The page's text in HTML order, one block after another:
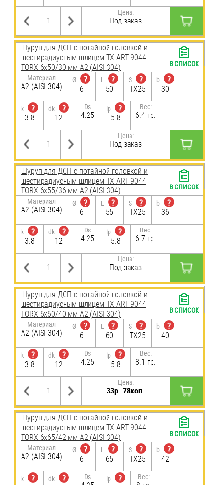
Цена:
Под заказ
Шуруп для ДСП с потайной головкой и
шестирадиусным шлицем TX ART 9044
TORX 6х50/30 мм А2 (AISI 304)
Материал
А2 (AISI 304)
Ø
?
6
L
?
50
S
?
TX25
b
?
30
k
?
3.8
dk
?
12
Ds
4.25
lp
?
5.8
Вес:
6.4 гр.
Цена:
Под заказ
В СПИСОК
Шуруп для ДСП с потайной головкой и
шестирадиусным шлицем TX ART 9044
TORX 6х55/36 мм А2 (AISI 304)
Материал
А2 (AISI 304)
Ø
?
6
L
?
55
S
?
TX25
b
?
36
k
?
3.8
dk
?
12
Ds
4.25
lp
?
5.8
Вес:
6.7 гр.
Цена:
Под заказ
В СПИСОК
Шуруп для ДСП с потайной головкой и
шестирадиусным шлицем TX ART 9044
TORX 6х60/40 мм А2 (AISI 304)
Материал
А2 (AISI 304)
Ø
?
6
L
?
60
S
?
TX25
b
?
40
k
?
3.8
dk
?
12
Ds
4.25
lp
?
5.8
Вес:
8.1 гр.
Цена:
33р. 78коп.
В СПИСОК
Шуруп для ДСП с потайной головкой и
шестирадиусным шлицем TX ART 9044
TORX 6х65/42 мм А2 (AISI 304)
Материал
А2 (AISI 304)
Ø
?
6
L
?
65
S
?
TX25
b
?
42
k
?
dk
?
Ds lp
?
Вес:
В СПИСОК